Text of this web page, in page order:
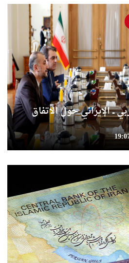
ــ الإيراني حول الاتفاق